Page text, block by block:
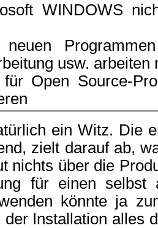
WINDOWS
usw. arbeiten
Open Source-
ein Witz. Die
zielt darauf ab,
nichts über die
für einen selbst
könnte ja
Installation alles